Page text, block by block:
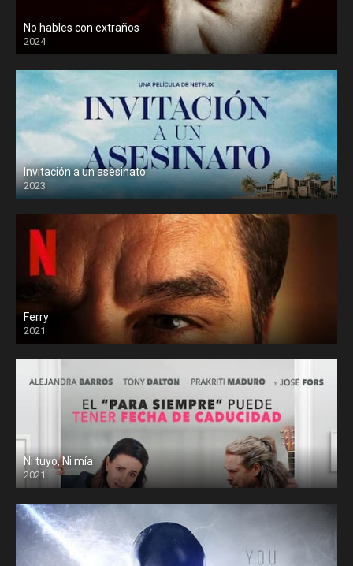
No hables con extraños
2024
Invitación a un asesinato
2023
Ferry
2021
Ni tuyo, Ni mía
2021